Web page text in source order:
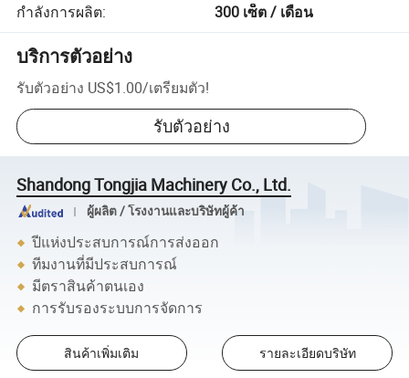
กำลังการผลิต: 300 เซ็ต / เดือน
บริการตัวอย่าง
รับตัวอย่าง US$1.00/เตรียมตัว!
รับตัวอย่าง
Shandong Tongjia Machinery Co., Ltd.
ผู้ผลิต / โรงงานและบริษัทผู้ค้า
ปีแห่งประสบการณ์การส่งออก
ทีมงานที่มีประสบการณ์
มีตราสินค้าตนเอง
การรับรองระบบการจัดการ
สินค้าเพิ่มเติม รายละเอียดบริษัท